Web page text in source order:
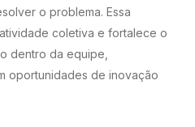
o problema. Essa
coletiva e fortalece o
dentro da equipe,
oportunidades de inovação